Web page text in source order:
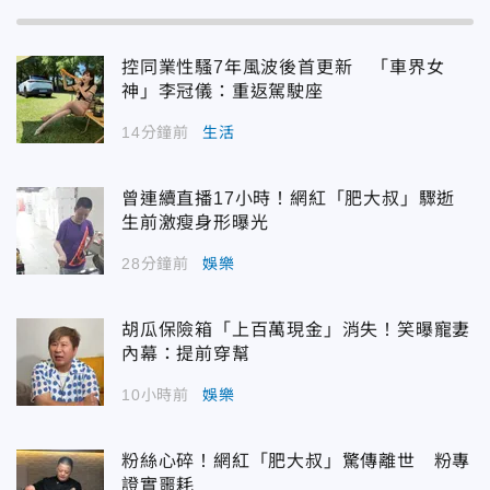
控同業性騷7年風波後首更新 「車界女
神」李冠儀：重返駕駛座
14分鐘前 生活
曾連續直播17小時！網紅「肥大叔」驟逝
生前激瘦身形曝光
28分鐘前 娛樂
胡瓜保險箱「上百萬現金」消失！笑曝寵妻
內幕：提前穿幫
10小時前 娛樂
粉絲心碎！網紅「肥大叔」驚傳離世 粉專
證實噩耗